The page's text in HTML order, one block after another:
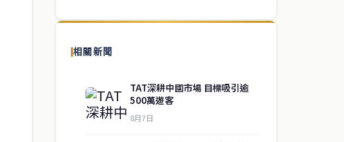
相關新聞
TAT深耕中國市場 目標吸引逾
500萬遊客
8月7日